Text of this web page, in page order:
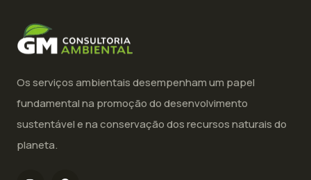
Os serviços ambientais desempenham um papel
fundamental na promoção do desenvolvimento
sustentável e na conservação dos recursos naturais do
planeta.